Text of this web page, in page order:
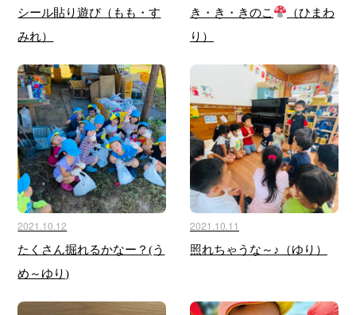
シール貼り遊び（もも・す
みれ）
き・き・きのこ
（ひまわ
り）
2021.10.12
たくさん掘れるかなー？(う
め～ゆり)
2021.10.11
照れちゃうな～♪（ゆり）